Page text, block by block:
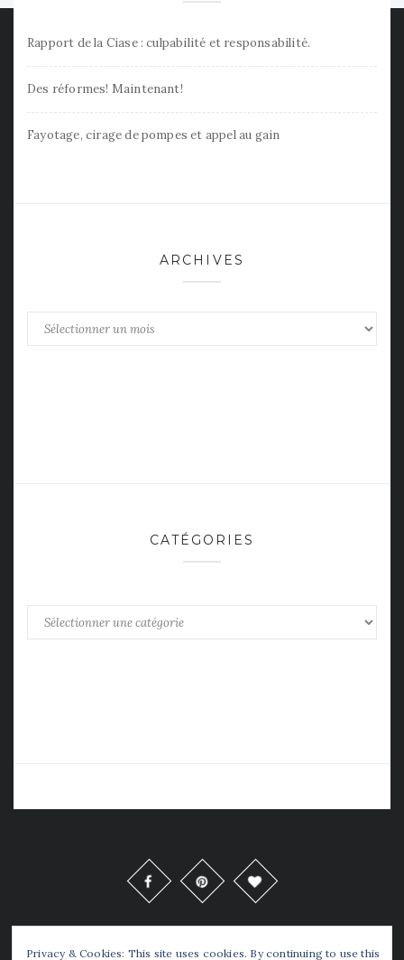
Privacy & Cookies: This site uses cookies. By continuing to use this
Rapport de la Ciase : culpabilité et responsabilité.
Des réformes! Maintenant!
Fayotage, cirage de pompes et appel au gain
ARCHIVES
Archives
CATÉGORIES
Catégories